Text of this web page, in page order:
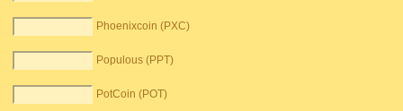
Phoenixcoin (PXC)
Populous (PPT)
PotCoin (POT)